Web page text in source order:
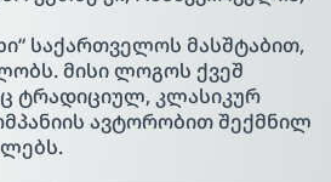
საქართველოს მასშტაბით,
მისი ლოგოს ქვეშ
ტრადიციულ, კლასიკურ
ავტორობით შექმნილ